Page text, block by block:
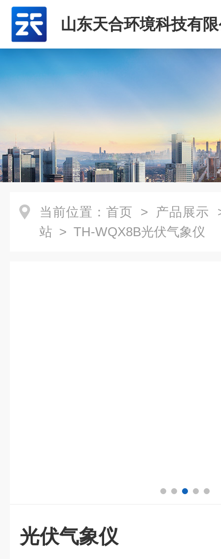
山东天合环境科技有
当前位置： 首页 > 产品展示
站 > TH-WQX8B光伏气象仪
光伏气象仪